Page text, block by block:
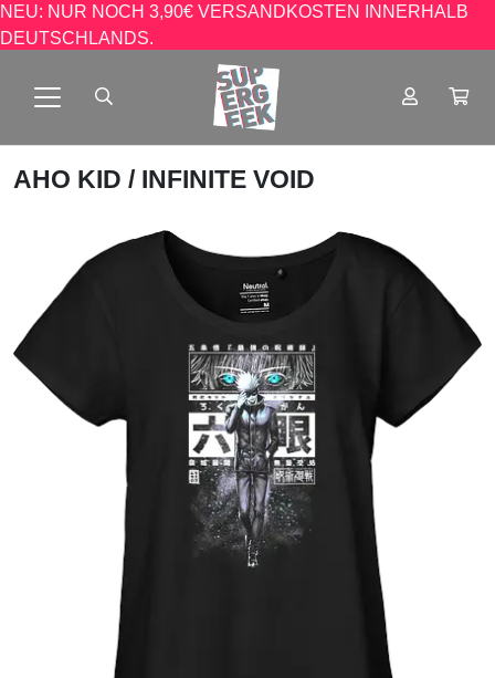
NEU: NUR NOCH 3,90€ VERSANDKOSTEN INNERHALB
DEUTSCHLANDS.
AHO KID / INFINITE VOID